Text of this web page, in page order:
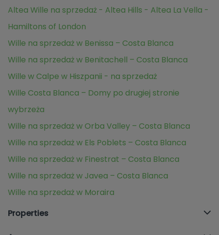
Altea Wille na sprzedaż - Altea Hills - Altea La Vella -
Hamiltons of London
Wille na sprzedaż w Benissa – Costa Blanca
Wille na sprzedaż w Benitachell – Costa Blanca
Wille w Calpe w Hiszpanii - na sprzedaż
Wille Costa Blanca – Domy po drugiej stronie
wybrzeża
Wille na sprzedaż w Orba Valley – Costa Blanca
Wille na sprzedaż w Els Poblets – Costa Blanca
Wille na sprzedaż w Finestrat – Costa Blanca
Wille na sprzedaż w Javea – Costa Blanca
Wille na sprzedaż w Moraira
Properties